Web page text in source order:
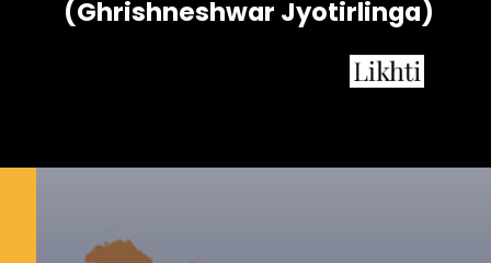
(Ghrishneshwar Jyotirlinga)